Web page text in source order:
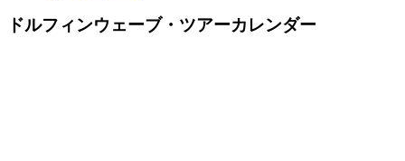
ドルフィンウェーブ・ツアーカレンダー